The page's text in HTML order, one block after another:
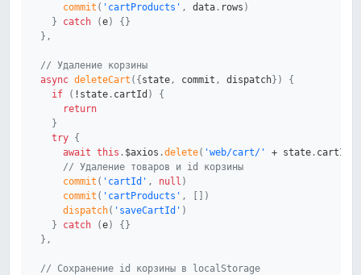
commit ( 'cartProducts' , data . rows )
}
catch (e) {}
} ,
// Удаление корзины
async deleteCart ( {state , commit , dispatch} )
{
if
( ! state . cartId )
{
return
}
try {
await this . $axios .delete( 'web/cart/' + state . cartId
// Удаление товаров и id корзины
commit ( 'cartId' , null )
commit ( 'cartProducts' , [ ] )
dispatch( 'saveCartId' )
}
catch (e) {}
} ,
// Сохранение id корзины в localStorage